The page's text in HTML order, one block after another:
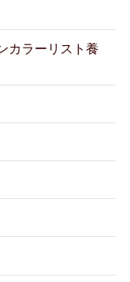
カラーリスト養